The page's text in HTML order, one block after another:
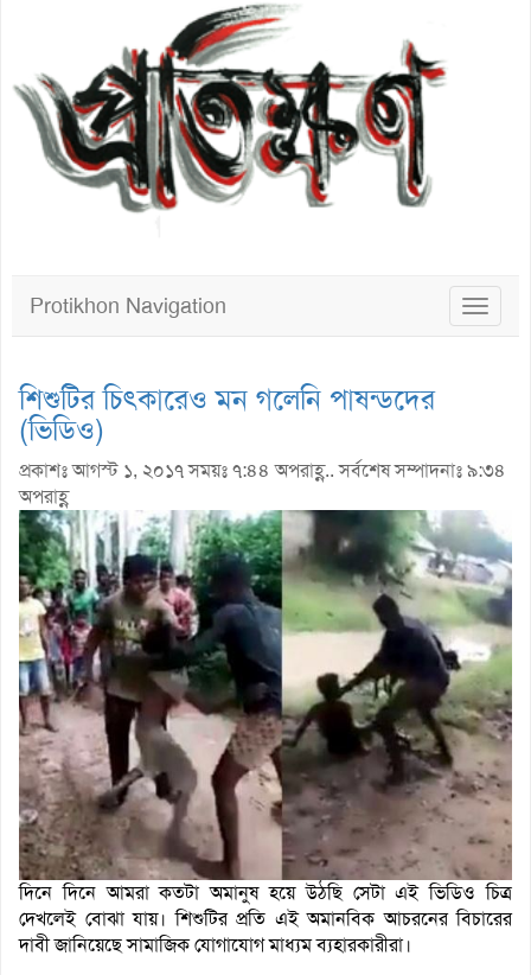
Toggle
Protikhon Navigation
শিশুটির চিৎকারেও মন গলেনি পাষন্ডদের
(ভিডিও)
প্রকাশঃ আগস্ট ১, ২০১৭ সময়ঃ ৭:৪৪ অপরাহ্ণ.. সর্বশেষ সম্পাদনাঃ ৯:৩৪
অপরাহ্ণ
দিনে দিনে আমরা কতটা অমানুষ হয়ে উঠছি সেটা এই ভিডিও চিত্র
দেখলেই বোঝা যায়। শিশুটির প্রতি এই অমানবিক আচরনের বিচারের
দাবী জানিয়েছে সামাজিক যোগাযোগ মাধ্যম ব্যহারকারীরা।